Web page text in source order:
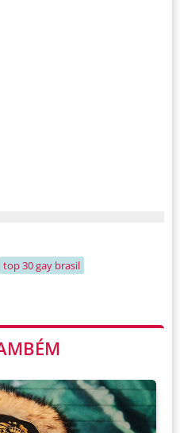
top 30 gay brasil